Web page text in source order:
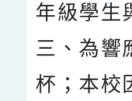
年級學生
三、為響
杯；本校